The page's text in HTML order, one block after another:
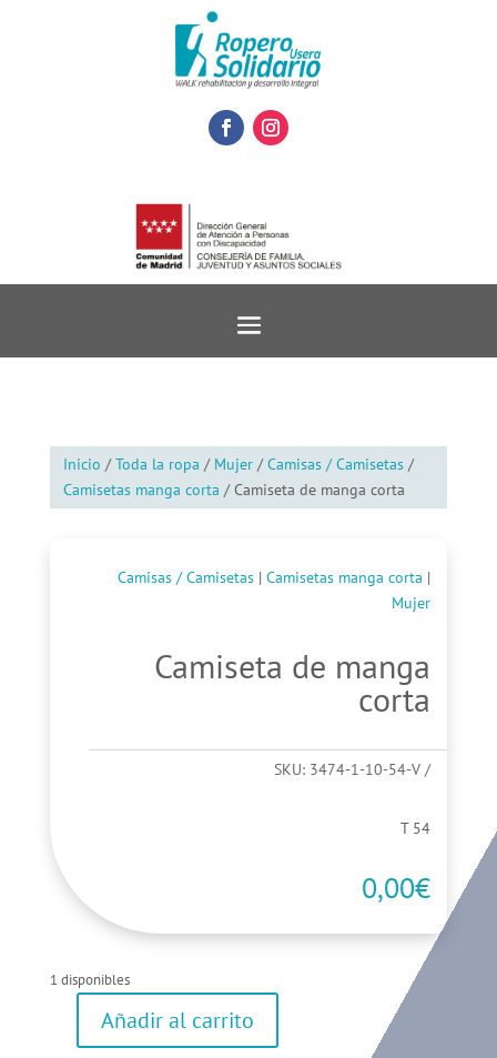
Inicio /Toda la ropa / Mujer/Camisas / Camisetas/
Camisetas manga corta / Camiseta de manga corta
Camisas / Camisetas |Camisetas manga corta |
Mujer
Camiseta de manga
corta
SKU: 3474-1-10-54-V
T 54
0,00€
1 disponibles
CamisetaAñadir al carrito